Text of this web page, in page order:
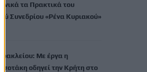
τα Πρακτικά του
Συνεδρίου «Ρένα Κυριακού»
Με έργα η
οδηγεί την Κρήτη στο